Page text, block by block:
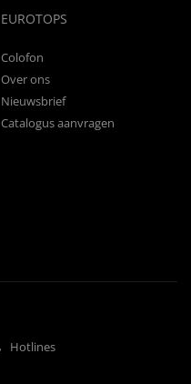
EUROTOPS
Colofon
Over ons
Nieuwsbrief
Catalogus aanvragen
Hotlines